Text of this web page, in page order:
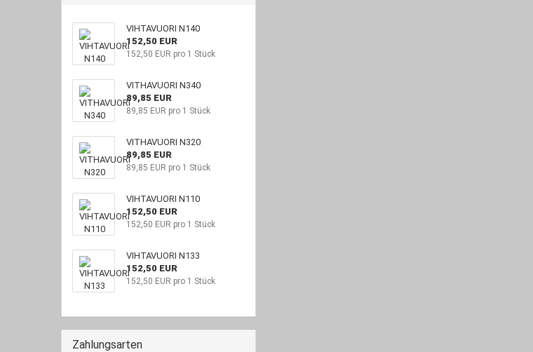
VIHTAVUORI N140
152,50 EUR
152,50 EUR pro 1 Stück
VITHAVUORI N340
89,85 EUR
89,85 EUR pro 1 Stück
VITHAVUORI N320
89,85 EUR
89,85 EUR pro 1 Stück
VIHTAVUORI N110
152,50 EUR
152,50 EUR pro 1 Stück
VIHTAVUORI N133
152,50 EUR
152,50 EUR pro 1 Stück
Zahlungsarten